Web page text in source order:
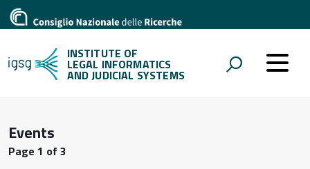
INSTITUTE OF
LEGAL INFORMATICS
AND JUDICIAL SYSTEMS
Events
Page 1 of 3